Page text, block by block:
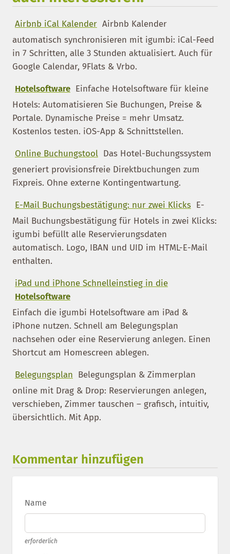
Airbnb iCal Kalender Airbnb Kalender
automatisch synchronisieren mit igumbi: iCal-Feed
in 7 Schritten, alle 3 Stunden aktualisiert. Auch für
Google Calendar, 9Flats & Vrbo.
Hotelsoftware Einfache Hotelsoftware für kleine
Hotels: Automatisieren Sie Buchungen, Preise &
Portale. Dynamische Preise = mehr Umsatz.
Kostenlos testen. iOS-App & Schnittstellen.
Online Buchungstool Das Hotel-Buchungssystem
generiert provisionsfreie Direktbuchungen zum
Fixpreis. Ohne externe Kontingentwartung.
E-Mail Buchungsbestätigung: nur zwei Klicks E-
Mail Buchungsbestätigung für Hotels in zwei Klicks:
igumbi befüllt alle Reservierungsdaten
automatisch. Logo, IBAN und UID im HTML-E-Mail
enthalten.
iPad und iPhone Schnelleinstieg in die
Hotelsoftware
Einfach die igumbi Hotelsoftware am iPad &
iPhone nutzen. Schnell am Belegungsplan
nachsehen oder eine Reservierung anlegen. Einen
Shortcut am Homescreen ablegen.
Belegungsplan Belegungsplan & Zimmerplan
online mit Drag & Drop: Reservierungen anlegen,
verschieben, Zimmer tauschen – grafisch, intuitiv,
übersichtlich. Mit App.
Kommentar hinzufügen
Name
erforderlich